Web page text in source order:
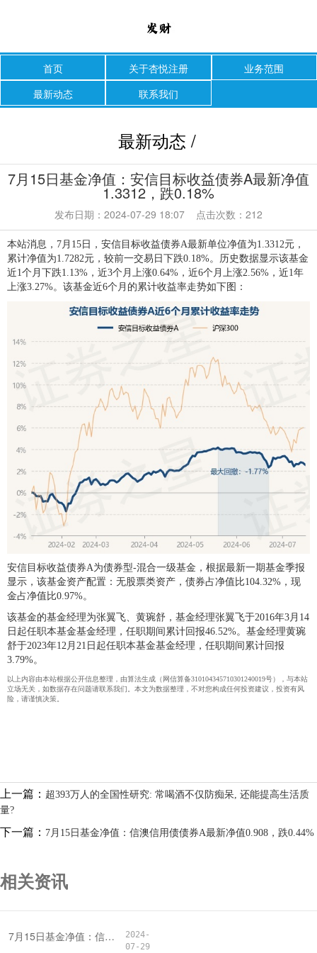
首页 关于杏悦注册
业务范围
最新动态
联系我们
最新动态 /
7月15日基金净值：安信目标收益债券A最新净值
1.3312，跌0.18%
发布日期：2024-07-29 18:07 点击次数：212
本站消息，7月15日，安信目标收益债券A最新单位净值为1.3312元，
累计净值为1.7282元，较前一交易日下跌0.18%。历史数据显示该基金
近1个月下跌1.13%，近3个月上涨0.64%，近6个月上涨2.56%，近1年
上涨3.27%。该基金近6个月的累计收益率走势如下图：
安信目标收益债券A为债券型-混合一级基金，根据最新一期基金季报
显示，该基金资产配置：无股票类资产，债券占净值比104.32%，现
金占净值比0.97%。
该基金的基金经理为张翼飞、黄琬舒，基金经理张翼飞于2016年3月14
日起任职本基金基金经理，任职期间累计回报46.52%。基金经理黄琬
舒于2023年12月21日起任职本基金基金经理，任职期间累计回报
3.79%。
以上内容由本站根据公开信息整理，由算法生成（网信算备310104345710301240019号），与本站
立场无关，如数据存在问题请联系我们。本文为数据整理，不对您构成任何投资建议，投资有风
险，请谨慎决策。
上一篇： 超393万人的全国性研究: 常喝酒不仅防痴呆, 还能提高生活质
量?
下一篇： 7月15日基金净值：信澳信用债债券A最新净值0.908，跌0.44%
相关资讯
7月15日基金净值：信澳信用债债券A最新净值0.908，跌0.44%
2024-
07-29